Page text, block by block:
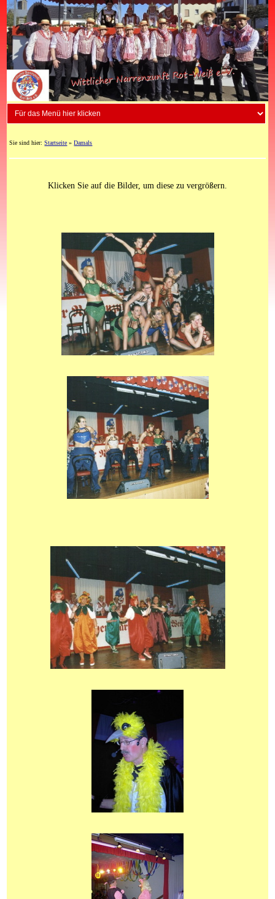
Sie sind hier:Startseite »Damals
Klicken Sie auf die Bilder, um diese zu vergrößern.